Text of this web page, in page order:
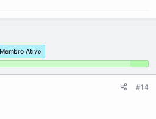
Membro Ativo
#14